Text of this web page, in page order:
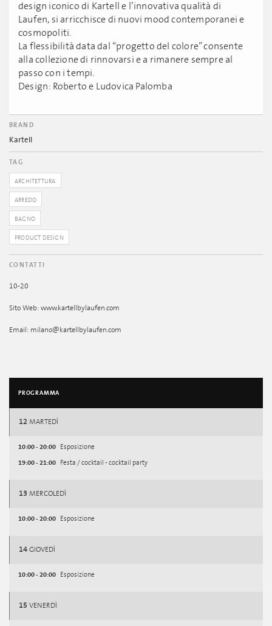
design iconico di Kartell e l’innovativa qualità di
Laufen, si arricchisce di nuovi mood contemporanei e
cosmopoliti.
La flessibilità data dal “progetto del colore” consente
alla collezione di rinnovarsi e a rimanere sempre al
passo con i tempi.
Design: Roberto e Ludovica Palomba
BRAND
Kartell
TAG
ARCHITETTURA
ARREDO
BAGNO
PRODUCT DESIGN
CONTATTI
10-20
Sito Web: www.kartellbylaufen.com
Email: milano@kartellbylaufen.com
PROGRAMMA
12 MARTEDÌ
10:00 - 20:00 Esposizione
19:00 - 21:00 Festa / cocktail - cocktail party
13 MERCOLEDÌ
10:00 - 20:00 Esposizione
14 GIOVEDÌ
10:00 - 20:00 Esposizione
15 VENERDÌ